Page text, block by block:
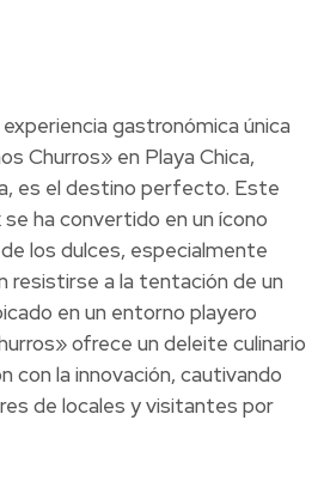
gastronómica única
Churros» en Playa Chica,
es el destino perfecto. Este
ha convertido en un ícono
los dulces, especialmente
resistirse a la tentación de un
en un entorno playero
ofrece un deleite culinario
con la innovación, cautivando
de locales y visitantes por